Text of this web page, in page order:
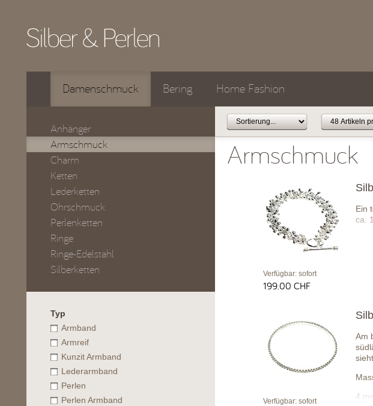
Damenschmuck Bering Home Fashion
Anhänger
Armschmuck
Charm
Ketten
Lederketten
Ohrschmuck
Perlenketten
Ringe
Ringe-Edelstahl
Silberketten
Typ
Armband
Armreif
Kunzit Armband
Lederarmband
Perlen
Perlen Armband
Armschmuck
Verfügbar: sofort
199.00 CHF
Ein
ca.
Verfügbar: sofort
Am
4